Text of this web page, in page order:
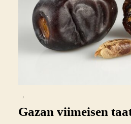
Gazan viimeisen